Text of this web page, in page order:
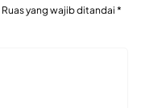
Ruas yang wajib ditandai *